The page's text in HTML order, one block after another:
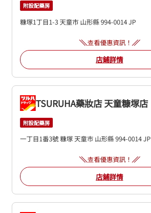
附設配藥房
糠塚1丁目1-3天童市 山形縣994-0014JP
查看優惠資訊！
店鋪詳情
TSURUHA藥妝店 天童糠塚店
附設配藥房
一丁目1番3號糠塚天童市 山形縣994-0014JP
查看優惠資訊！
店鋪詳情